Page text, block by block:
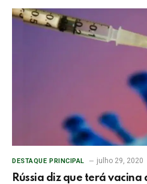
DESTAQUE PRINCIPAL julho 29, 2020
Rússia diz que terá